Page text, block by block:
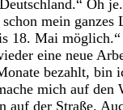
Oh
mein ganzes
18. Mai
eine neue
bezahlt, bin
mich auf den
auf der Straße.